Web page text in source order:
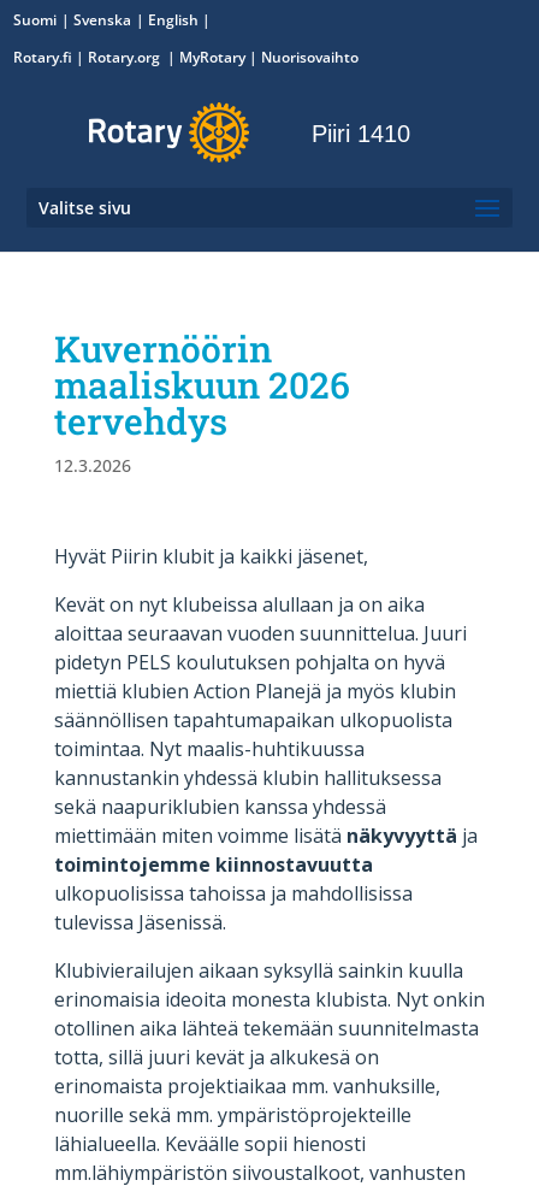
Suomi Svenska
English
Rotary.fi | Rotary.org | MyRotary| Nuorisovaihto
Piiri 1410
Valitse sivu
Kuvernöörin
maaliskuun 2026
tervehdys
12.3.2026
Hyvät Piirin klubit ja kaikki jäsenet,
Kevät on nyt klubeissa alullaan ja on aika
aloittaa seuraavan vuoden suunnittelua. Juuri
pidetyn PELS koulutuksen pohjalta on hyvä
miettiä klubien Action Planejä ja myös klubin
säännöllisen tapahtumapaikan ulkopuolista
toimintaa. Nyt maalis-huhtikuussa
kannustankin yhdessä klubin hallituksessa
sekä naapuriklubien kanssa yhdessä
miettimään miten voimme lisätä näkyvyyttä ja
toimintojemme kiinnostavuutta
ulkopuolisissa tahoissa ja mahdollisissa
tulevissa Jäsenissä.
Klubivierailujen aikaan syksyllä sainkin kuulla
erinomaisia ideoita monesta klubista. Nyt onkin
otollinen aika lähteä tekemään suunnitelmasta
totta, sillä juuri kevät ja alkukesä on
erinomaista projektiaikaa mm. vanhuksille,
nuorille sekä mm. ympäristöprojekteille
lähialueella. Keväälle sopii hienosti
mm.lähiympäristön siivoustalkoot, vanhusten